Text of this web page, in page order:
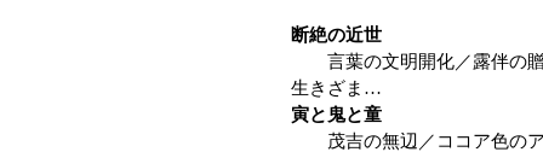
断絶の近世
言葉の文明開化／露伴の贈
生きざま…
寅と鬼と童
茂吉の無辺／ココア色のア